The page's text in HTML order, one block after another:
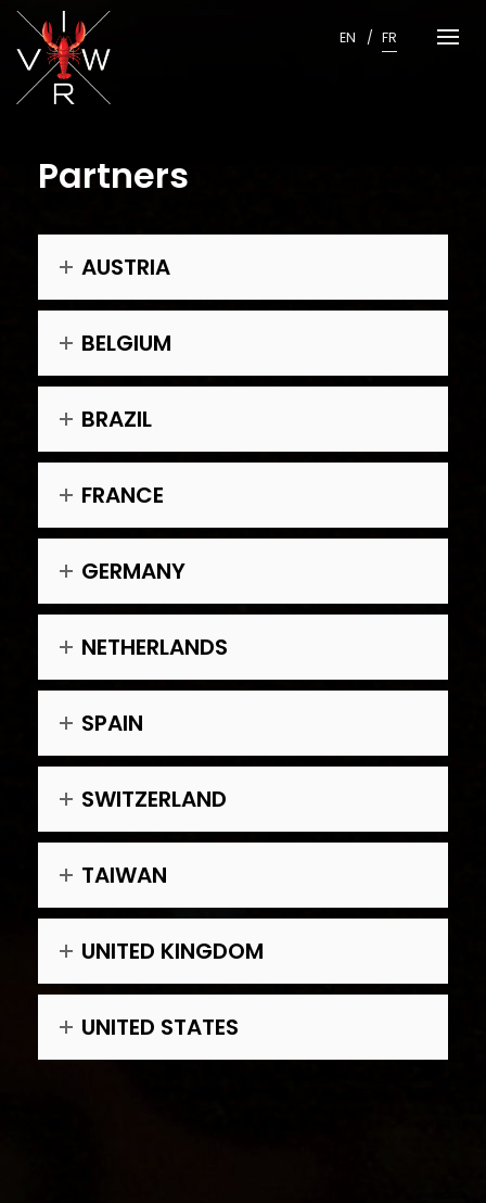
Skip
content
EN FR
Partners
AUSTRIA
BELGIUM
BRAZIL
FRANCE
GERMANY
NETHERLANDS
SPAIN
SWITZERLAND
TAIWAN
UNITED KINGDOM
UNITED STATES